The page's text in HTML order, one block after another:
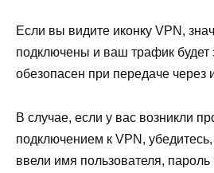
Если вы видите иконку VPN,
подключены и ваш трафик
обезопасен при передаче через
В случае, если у вас возникли
подключением к VPN,
ввели имя пользователя, пароль